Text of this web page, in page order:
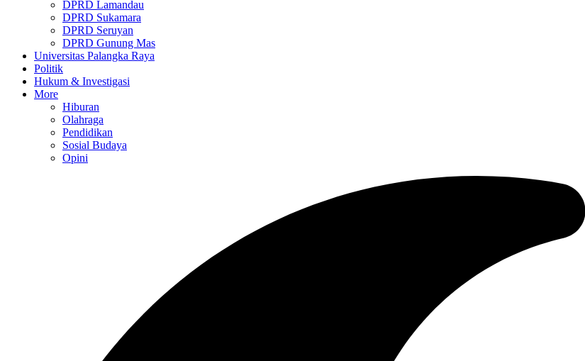
DPRD Lamandau
DPRD Sukamara
DPRD Seruyan
DPRD Gunung Mas
Universitas Palangka Raya
Politik
Hukum & Investigasi
More
Hiburan
Olahraga
Pendidikan
Sosial Budaya
Opini